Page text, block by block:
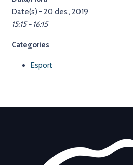
Date(s) - 20 des., 2019
15:15 - 16:15
Categories
Esport